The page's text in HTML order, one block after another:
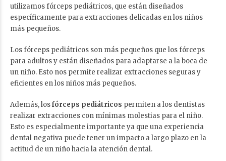
utilizamos fórceps pediátricos, que están diseñados
específicamente para extracciones delicadas en los niños
más pequeños.
Los fórceps pediátricos son más pequeños que los fórceps
para adultos y están diseñados para adaptarse a la boca de
un niño. Esto nos permite realizar extracciones seguras y
eficientes en los niños más pequeños.
Además, losfórceps pediátricos permiten a los dentistas
realizar extracciones con mínimas molestias para el niño.
Esto es especialmente importante ya que una experiencia
dental negativa puede tener un impacto a largo plazo en la
actitud de un niño hacia la atención dental.